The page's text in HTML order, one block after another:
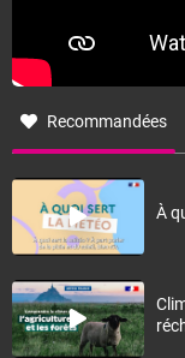
Recommandées
À